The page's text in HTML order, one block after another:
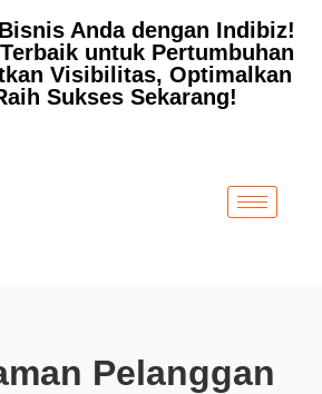
Anda dengan Indibiz!
untuk Pertumbuhan
Visibilitas, Optimalkan
Sukses Sekarang!
Pelanggan